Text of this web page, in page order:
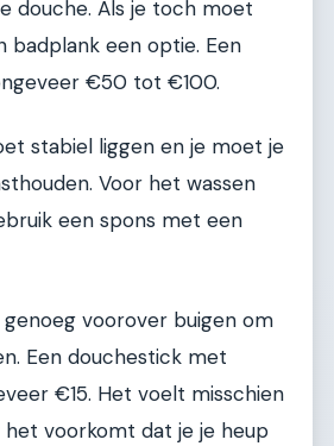
douche. Als je toch moet
badplank een optie. Een
€50 tot €100.
stabiel liggen en je moet je
Voor het wassen
een spons met een
voorover buigen om
Een douchestick met
€15. Het voelt misschien
het voorkomt dat je je heup